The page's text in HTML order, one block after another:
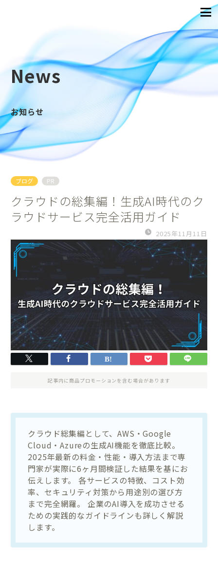
News
お知らせ
ブログ PR
クラウドの総集編！生成AI時代のク
ラウドサービス完全活用ガイド
2025年11月11日
記事内に商品プロモーションを含む場合があります
クラウド総集編として、AWS・Google
Cloud・Azureの生成AI機能を徹底比較。
2025年最新の料金・性能・導入方法まで専
門家が実際に6ヶ月間検証した結果を基にお
伝えします。 各サービスの特徴、コスト効
率、セキュリティ対策から用途別の選び方
まで完全網羅。 企業のAI導入を成功させる
ための実践的なガイドラインも詳しく解説
します。